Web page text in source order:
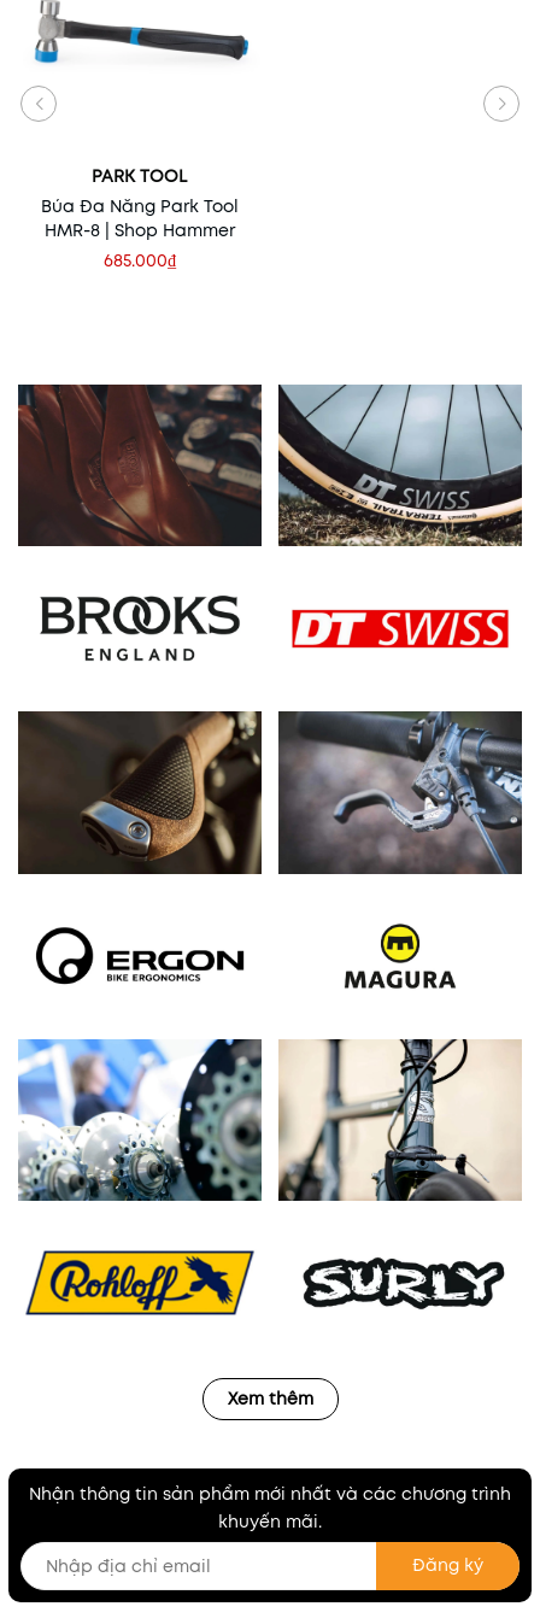
PARK TOOL
Búa Đa Năng Park Tool
HMR-8 | Shop Hammer
685.000₫
Xem thêm
Nhận thông tin sản phẩm mới nhất và các chương trình
khuyến mãi.
Đăng ký